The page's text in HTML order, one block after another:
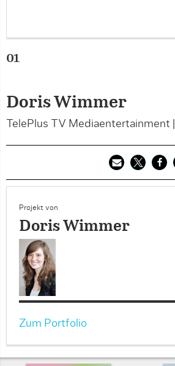
01
Doris Wimmer
TelePlus TV Mediaentertainment
Projekt von
Doris Wimmer
Zum Portfolio